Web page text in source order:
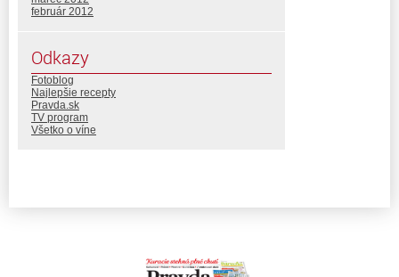
február 2012
Odkazy
Fotoblog
Najlepšie recepty
Pravda.sk
TV program
Všetko o víne